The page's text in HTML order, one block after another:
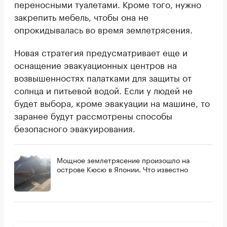
переносными туалетами. Кроме того, нужно
закрепить мебель, чтобы она не
опрокидывалась во время землетрясения.
Новая стратегия предусматривает еще и
оснащение эвакуационных центров на
возвышенностях палатками для защиты от
солнца и питьевой водой. Если у людей не
будет выбора, кроме эвакуации на машине, то
заранее будут рассмотрены способы
безопасного эвакуирования.
Мощное землетрясение произошло на
острове Кюсю в Японии. Что известно